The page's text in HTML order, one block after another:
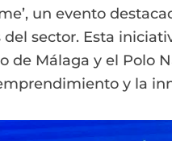
un evento
sector. Esta
de Málaga y el Polo
y la